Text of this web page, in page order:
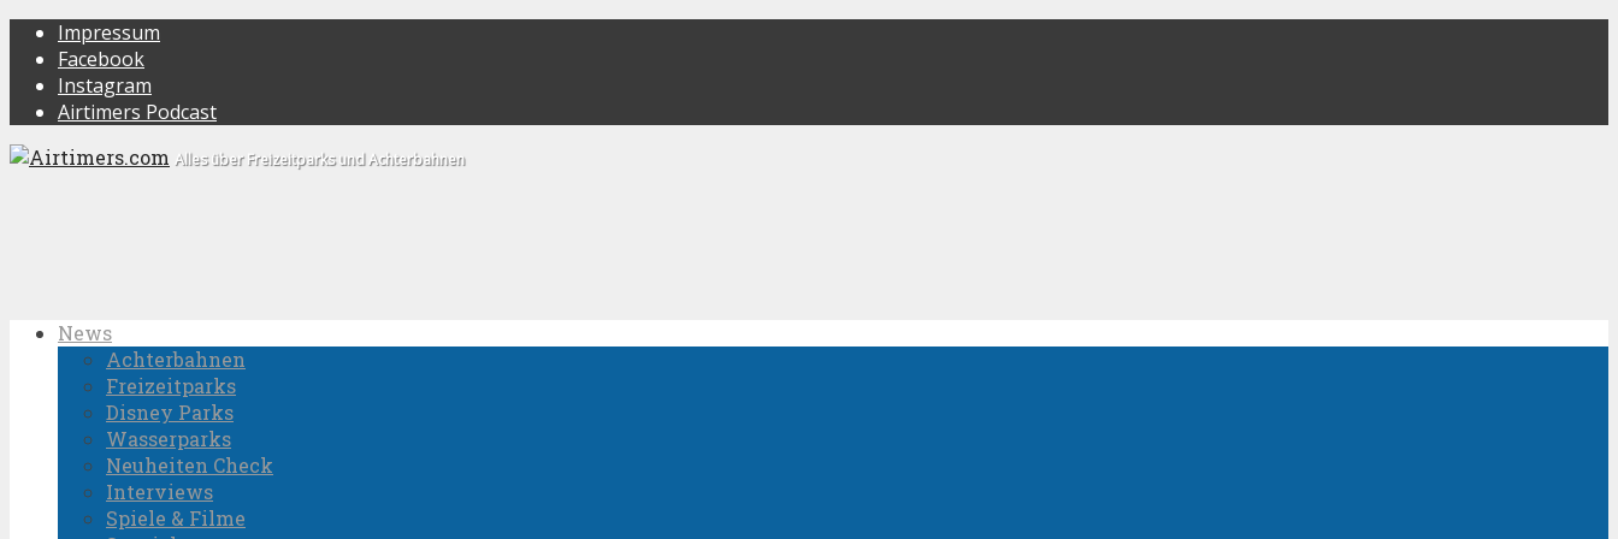
Impressum
Facebook
Instagram
Airtimers Podcast
Alles über Freizeitparks und Achterbahnen
News
Achterbahnen
Freizeitparks
Disney Parks
Wasserparks
Neuheiten Check
Interviews
Spiele & Filme